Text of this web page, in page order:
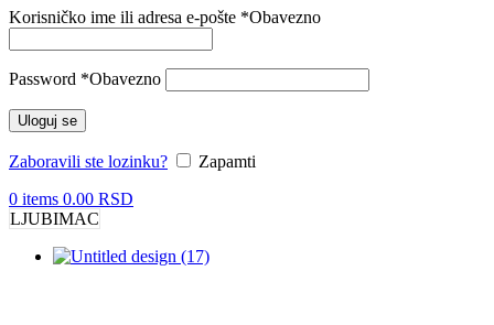
Korisničko ime ili adresa e-pošte *Obavezno
Password *Obavezno
Uloguj se
Zaboravili ste lozinku?
Zapamti
0 items 0.00 RSD
LJUBIMAC